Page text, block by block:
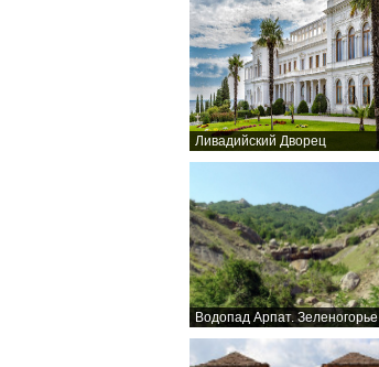
Ливадийский Дворец
Водопад Арпат. Зеленогорье